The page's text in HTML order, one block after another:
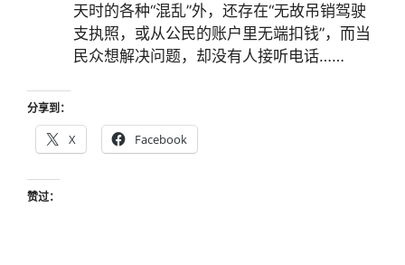
天时的各种“混乱”外，还存在“无故吊销驾驶
支执照，或从公民的账户里无端扣钱”，而当
民众想解决问题，却没有人接听电话……
分享到：
X Facebook
赞过：